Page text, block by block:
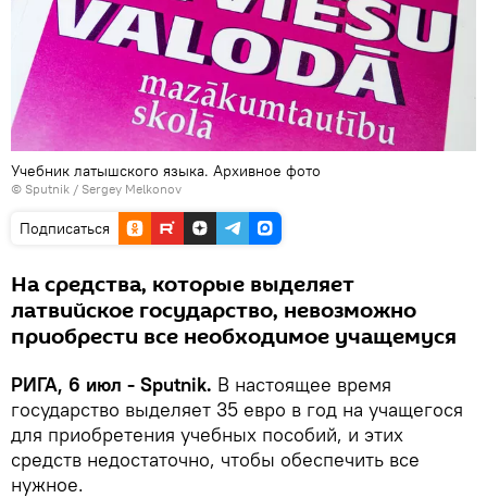
Учебник латышского языка. Архивное фото
© Sputnik / Sergey Melkonov
Подписаться
На средства, которые выделяет
латвийское государство, невозможно
приобрести все необходимое учащемуся
РИГА, 6 июл - Sputnik. В настоящее время
государство выделяет 35 евро в год на учащегося
для приобретения учебных пособий, и этих
средств недостаточно, чтобы обеспечить все
нужное.